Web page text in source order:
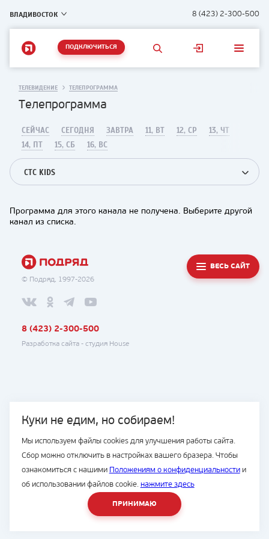
ВЛАДИВОСТОК 8 (423) 2-300-500
ПОДКЛЮЧИТЬСЯ
Куки не едим, но собираем!
Мы используем файлы cookies для улучшения работы сайта.
Сбор можно отключить в настройках вашего бразера. Чтобы
ознакомиться с нашими Положениям о конфиденциальностии
об использовании файлов cookie. нажмите здесь
ПРИНИМАЮ
ТЕЛЕВИДЕНИЕ ТЕЛЕПРОГРАММА
Телепрограмма
СЕЙЧАС СЕГОДНЯ ЗАВТРА 11, ВТ 12, СР
13, ЧТ
14, ПТ
15, СБ 16, ВС
СТС KIDS
Программа для этого канала не получена. Выберите другой
канал из списка.
© Подряд, 1997-2026
ВЕСЬ САЙТ
8 (423) 2-300-500
Разработка сайта - студия House